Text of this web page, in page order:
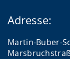
Adresse:
Martin-Buber-